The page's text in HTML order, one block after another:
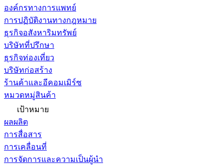
องค์กรทางการแพทย์
การปฏิบัติงานทางกฎหมาย
ธุรกิจอสังหาริมทรัพย์
บริษัทที่ปรึกษา
ธุรกิจท่องเที่ยว
บริษัทก่อสร้าง
ร้านค้าและอีคอมเมิร์ซ
หมวดหมู่สินค้า
เป้าหมาย
ผลผลิต
การสื่อสาร
การเคลื่อนที่
การจัดการและความเป็นผู้นำ